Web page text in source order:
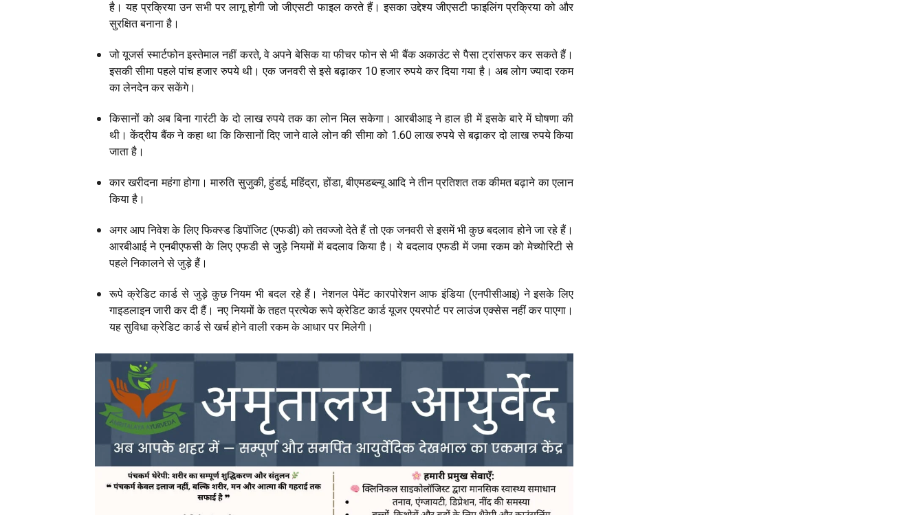
है। यह प्रक्रिया उन सभी पर लागू होगी जो जीएसटी फाइल करते हैं। इसका उद्देश्य जीएसटी फाइलिंग प्रक्रिया को और
सुरक्षित बनाना है।
जो यूजर्स स्मार्टफोन इस्तेमाल नहीं करते, वे अपने बेसिक या फीचर फोन से भी बैंक अकाउंट से पैसा ट्रांसफर कर सकते हैं।
इसकी सीमा पहले पांच हजार रुपये थी। एक जनवरी से इसे बढ़ाकर 10 हजार रुपये कर दिया गया है। अब लोग ज्यादा रकम
का लेनदेन कर सकेंगे।
किसानों को अब बिना गारंटी के दो लाख रुपये तक का लोन मिल सकेगा। आरबीआइ ने हाल ही में इसके बारे में घोषणा की
थी। केंद्रीय बैंक ने कहा था कि किसानों दिए जाने वाले लोन की सीमा को 1.60 लाख रुपये से बढ़ाकर दो लाख रुपये किया
जाता है।
कार खरीदना महंगा होगा। मारुति सुजुकी, हुंडई, महिंद्रा, होंडा, बीएमडब्ल्यू आदि ने तीन प्रतिशत तक कीमत बढ़ाने का एलान
किया है।
अगर आप निवेश के लिए फिक्स्ड डिपॉजिट (एफडी) को तवज्जो देते हैं तो एक जनवरी से इसमें भी कुछ बदलाव होने जा रहे हैं।
आरबीआई ने एनबीएफसी के लिए एफडी से जुड़े नियमों में बदलाव किया है। ये बदलाव एफडी में जमा रकम को मेच्योरिटी से
पहले निकालने से जुड़े हैं।
रूपे क्रेडिट कार्ड से जुड़े कुछ नियम भी बदल रहे हैं। नेशनल पेमेंट कारपोरेशन आफ इंडिया (एनपीसीआइ) ने इसके लिए
गाइडलाइन जारी कर दी हैं। नए नियमों के तहत प्रत्येक रूपे क्रेडिट कार्ड यूजर एयरपोर्ट पर लाउंज एक्सेस नहीं कर पाएगा।
यह सुविधा क्रेडिट कार्ड से खर्च होने वाली रकम के आधार पर मिलेगी।